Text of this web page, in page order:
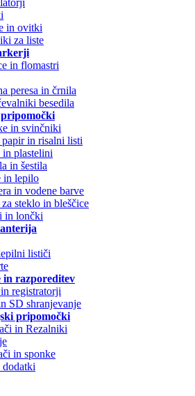
in ovitki
za liste
in flomastri
peresa in črnila
besedila
in svinčniki
in risalni listi
in plastelini
in šestila
in lepilo
in vodene barve
steklo in bleščice
in lončki
lističi
razporeditev
registratorji
SD shranjevanje
pripomočki
in Rezalniki
in sponke